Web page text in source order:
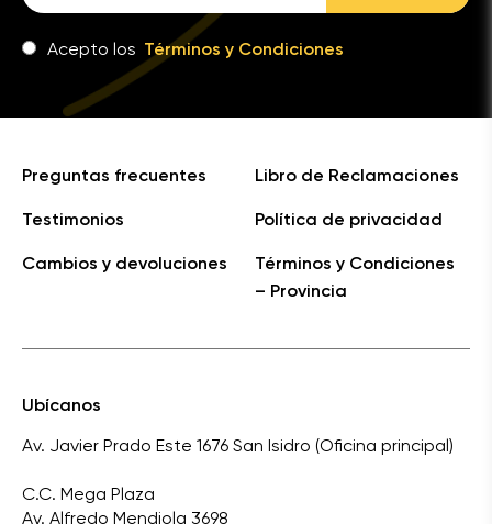
Acepto los Términos y Condiciones
Preguntas frecuentes
Testimonios
Cambios y devoluciones
Libro de Reclamaciones
Política de privacidad
Términos y Condiciones
– Provincia
Ubícanos
Av. Javier Prado Este 1676 San Isidro (Oficina principal)
C.C. Mega Plaza
Av. Alfredo Mendiola 3698